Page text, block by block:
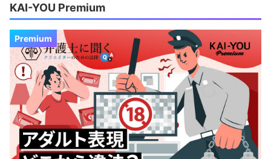
KAI-YOU Premium
Premium